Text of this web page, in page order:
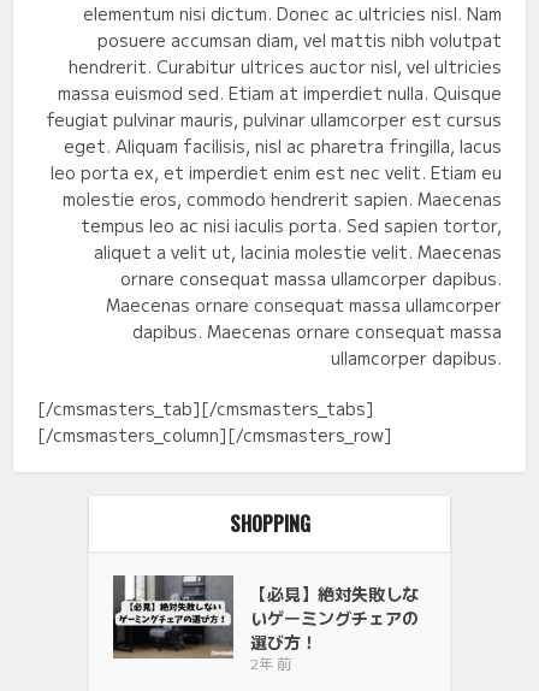
elementum nisi dictum. Donec ac ultricies nisl. Nam
posuere accumsan diam, vel mattis nibh volutpat
hendrerit. Curabitur ultrices auctor nisl, vel ultricies
massa euismod sed. Etiam at imperdiet nulla. Quisque
feugiat pulvinar mauris, pulvinar ullamcorper est cursus
eget. Aliquam facilisis, nisl ac pharetra fringilla, lacus
leo porta ex, et imperdiet enim est nec velit. Etiam eu
molestie eros, commodo hendrerit sapien. Maecenas
tempus leo ac nisi iaculis porta. Sed sapien tortor,
aliquet a velit ut, lacinia molestie velit. Maecenas
ornare consequat massa ullamcorper dapibus.
Maecenas ornare consequat massa ullamcorper
dapibus. Maecenas ornare consequat massa
ullamcorper dapibus.
[/cmsmasters_tab][/cmsmasters_tabs]
[/cmsmasters_column][/cmsmasters_row]
SHOPPING
【必見】絶対失敗しな
いゲーミングチェアの
選び方！
2年 前